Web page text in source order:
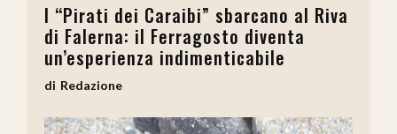
I “Pirati dei Caraibi” sbarcano al Riva
di Falerna: il Ferragosto diventa
un’esperienza indimenticabile
Redazione